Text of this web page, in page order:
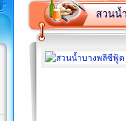
สวนน้